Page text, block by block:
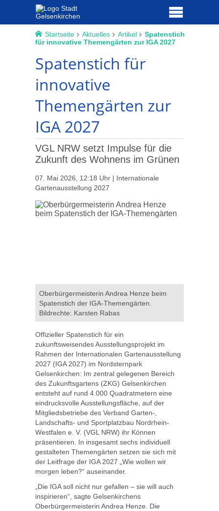
Startseite Aktuelles Artikel
Spatenstich
für innovative Themengärten zur IGA 2027
Spatenstich für
innovative
Themengärten zur
IGA 2027
VGL NRW setzt Impulse für die
Zukunft des Wohnens im Grünen
07. Mai 2026, 12:18 Uhr | Internationale
Gartenausstellung 2027
Oberbürgermeisterin Andrea Henze beim
Spatenstich der IGA-Themengärten.
Bildrechte: Karsten Rabas
Offizieller Spatenstich für ein
zukunftsweisendes Ausstellungsprojekt im
Rahmen der Internationalen Gartenausstellung
2027 (IGA 2027) im Nordsternpark
Gelsenkirchen: Im zentral gelegenen Bereich
des Zukunftsgartens (ZKG) Gelsenkirchen
entsteht auf rund 4.000 Quadratmetern eine
eindrucksvolle Ausstellungsfläche, auf der
Mitgliedsbetriebe des Verband Garten-,
Landschafts- und Sportplatzbau Nordrhein-
Westfalen e. V. (VGL NRW) ihr Können
präsentieren. In insgesamt sechs individuell
gestalteten Themengärten setzen sie sich mit
der Leitfrage der IGA 2027 „Wie wollen wir
morgen leben?“ auseinander.
„Die IGA soll nicht nur gefallen – sie will auch
inspirieren“, sagte Gelsenkirchens
Oberbürgermeisterin Andrea Henze. Die